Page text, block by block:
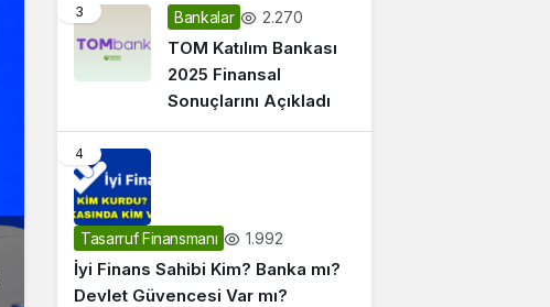
3 Bankalar 2.270
TOM Katılım Bankası
2025 Finansal
Sonuçlarını Açıkladı
4
Tasarruf Finansmanı 1.992
İyi Finans Sahibi Kim? Banka mı?
Devlet Güvencesi Var mı?